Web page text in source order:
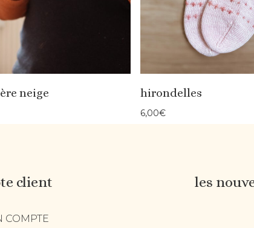
neige hirondelles
6,00€
client
COMPTE
les